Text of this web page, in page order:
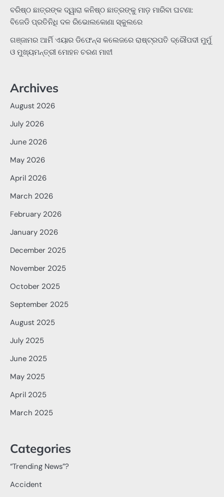
ବରିଷ୍ଠ ଛାତ୍ରଙ୍କ ଦ୍ୱାରା କନିଷ୍ଠ ଛାତ୍ରଙ୍କୁ ମାଡ଼ ମାରିବା ଘଟଣା:
ବିଜେଡି ପ୍ରତିନିଧି ଦଳ ରିଭୋଲକୋଣା ସ୍କୁଲରେ
ଗଞ୍ଜାମର ଆର୍ମି ଏୟାର ଡିଫେନ୍ସ କଲେଜରେ ରାଷ୍ଟ୍ରପତି ଦ୍ରୌପଦୀ ମୁର୍ମୁ
ଓ ମୁଖ୍ୟମନ୍ତ୍ରୀ ମୋହନ ଚରଣ ମାଝୀ
Archives
August 2026
July 2026
June 2026
May 2026
April 2026
March 2026
February 2026
January 2026
December 2025
November 2025
October 2025
September 2025
August 2025
July 2025
June 2025
May 2025
April 2025
March 2025
Categories
“Trending News”?
Accident